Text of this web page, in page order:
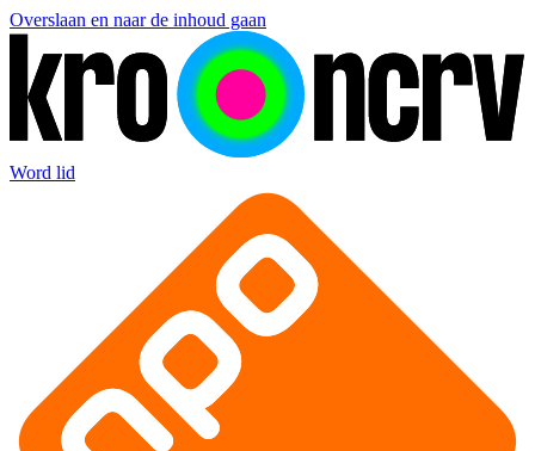
Overslaan en naar de inhoud gaan
Word lid